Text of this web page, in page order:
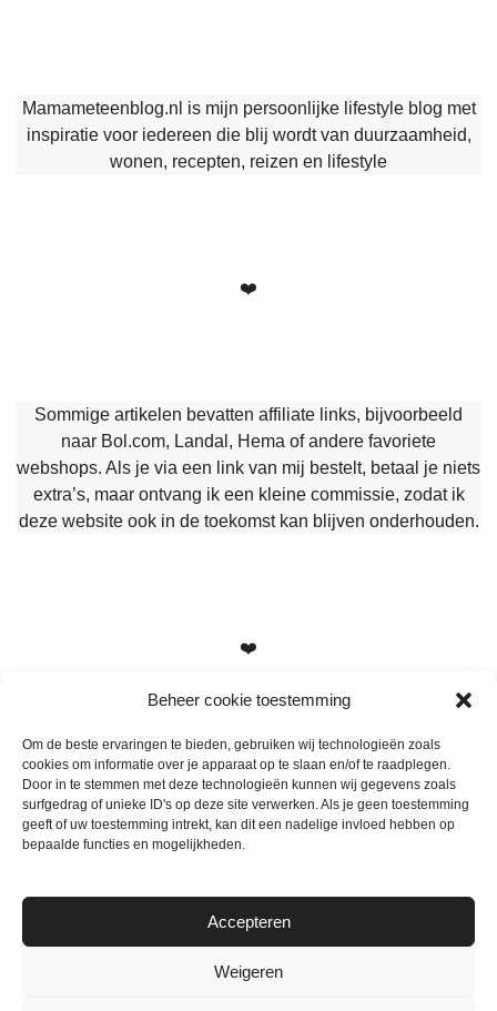
Beheer cookie toestemming
Om de beste ervaringen te bieden, gebruiken wij technologieën zoals
cookies om informatie over je apparaat op te slaan en/of te raadplegen.
Door in te stemmen met deze technologieën kunnen wij gegevens zoals
surfgedrag of unieke ID's op deze site verwerken. Als je geen toestemming
geeft of uw toestemming intrekt, kan dit een nadelige invloed hebben op
bepaalde functies en mogelijkheden.
Accepteren
Weigeren
Mamameteenblog.nl is mijn persoonlijke lifestyle blog met
inspiratie voor iedereen die blij wordt van duurzaamheid,
wonen, recepten, reizen en lifestyle
❤️
Sommige artikelen bevatten affiliate links, bijvoorbeeld
naar Bol.com, Landal, Hema of andere favoriete
webshops. Als je via een link van mij bestelt, betaal je niets
extra’s, maar ontvang ik een kleine commissie, zodat ik
deze website ook in de toekomst kan blijven onderhouden.
❤️
Heb je vragen, suggesties of tips? Stuur me een berichtje
info@mamameteenblog.nl